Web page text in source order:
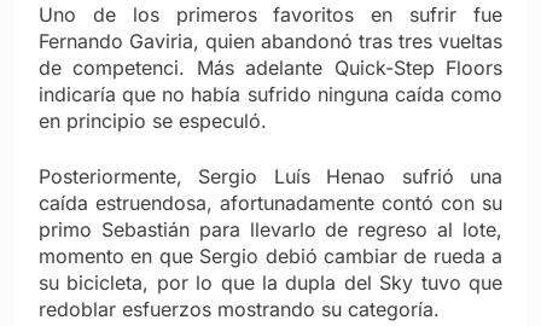
Uno de los primeros favoritos en sufrir fue
Fernando Gaviria, quien abandonó tras tres vueltas
de competenci. Más adelante Quick-Step Floors
indicaría que no había sufrido ninguna caída como
en principio se especuló.
Posteriormente, Sergio Luís Henao sufrió una
caída estruendosa, afortunadamente contó con su
primo Sebastián para llevarlo de regreso al lote,
momento en que Sergio debió cambiar de rueda a
su bicicleta, por lo que la dupla del Sky tuvo que
redoblar esfuerzos mostrando su categoría.